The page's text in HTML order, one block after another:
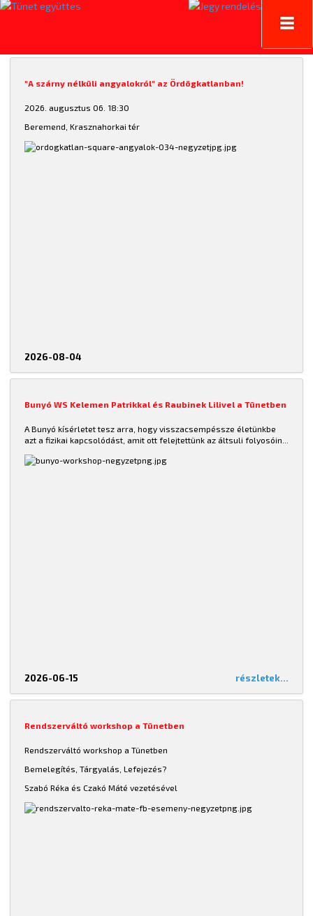
"A szárny nélküli angyalokról" az Ördögkatlanban!
2026. augusztus 06. 18:30
Beremend, Krasznahorkai tér
2026-08-04
Bunyó WS Kelemen Patrikkal és Raubinek Lilivel a Tünetben
A Bunyó kísérletet tesz arra, hogy visszacsempéssze életünkbe
azt a fizikai kapcsolódást, amit ott felejtettünk az áltsuli folyosóin...
2026-06-15 részletek...
Rendszerváltó workshop a Tünetben
Rendszerváltó workshop a Tünetben
Bemelegítés, Tárgyalás, Lefejezés?
Szabó Réka és Czakó Máté vezetésével